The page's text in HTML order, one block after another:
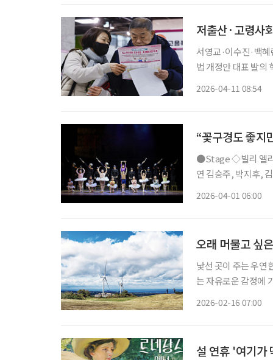
저출산·고령사
서영교·이수진·백혜
법 개정안 대표 발의
2026-04-11 08:54
“꽃구경도 좋지
●Stage ◇빌리 엘리어트 일정 4월 12일 ~ 7월 26일 장소 블루스퀘어 연출 에드 번사이드 출
연 김승주, 박지후,
2026-04-01 06:00
오래 머물고 싶
낯선 곳이 주는 우연
는 자유로운 감정에 가슴
2026-02-16 07:00
설 연휴 '여기가